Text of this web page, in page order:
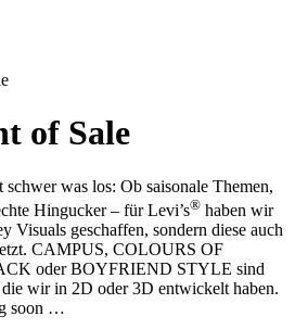
of Sale
was los: Ob saisonale Themen,
Hingucker – für Levi’s® haben wir
Visuals geschaffen, sondern diese auch
CAMPUS, COLOURS OF
oder BOYFRIEND STYLE sind
wir in 2D oder 3D entwickelt haben.
soon …